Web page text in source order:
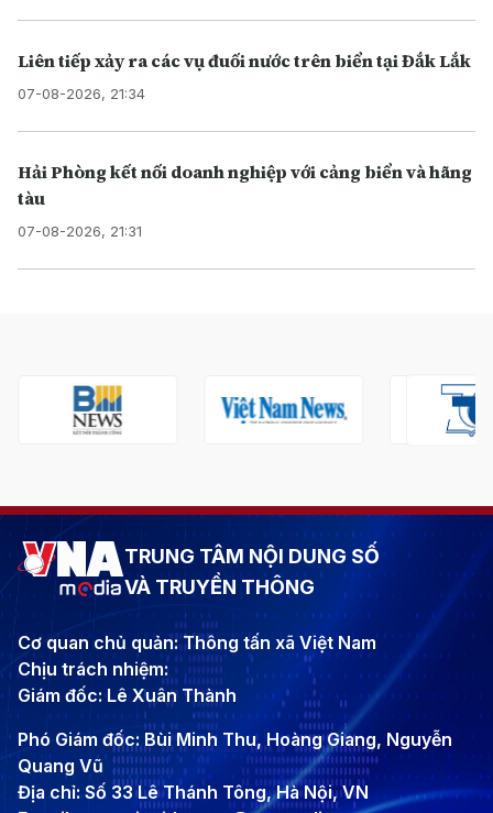
Liên tiếp xảy ra các vụ đuối nước trên biển tại Đắk Lắk
07-08-2026, 21:34
Hải Phòng kết nối doanh nghiệp với cảng biển và hãng
tàu
07-08-2026, 21:31
TRUNG TÂM NỘI DUNG SỐ
VÀ TRUYỀN THÔNG
Cơ quan chủ quản: Thông tấn xã Việt Nam
Chịu trách nhiệm:
Giám đốc: Lê Xuân Thành
Phó Giám đốc: Bùi Minh Thu, Hoàng Giang, Nguyễn
Quang Vũ
Địa chỉ: Số 33 Lê Thánh Tông, Hà Nội, VN